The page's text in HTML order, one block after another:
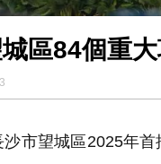
區84個重
市望城區2025年首